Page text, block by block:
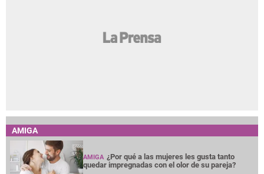
AMIGA
AMIGA ¿Por qué a las mujeres les gusta tanto
quedar impregnadas con el olor de su pareja?